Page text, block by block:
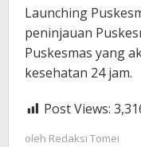
Launching
peninjauan
Puskesmas yang
kesehatan 24 jam.
Post Views:
oleh Redaksi Tomei